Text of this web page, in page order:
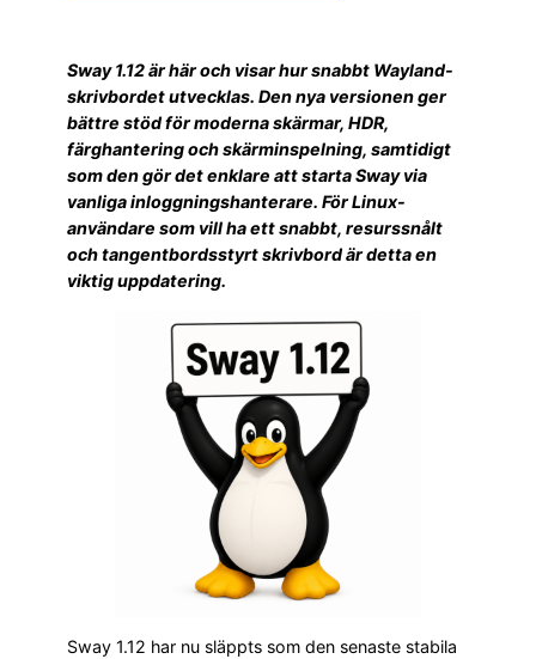
Sway 1.12 är här och visar hur snabbt Wayland-
skrivbordet utvecklas. Den nya versionen ger
bättre stöd för moderna skärmar, HDR,
färghantering och skärminspelning, samtidigt
som den gör det enklare att starta Sway via
vanliga inloggningshanterare. För Linux-
användare som vill ha ett snabbt, resurssnålt
och tangentbordsstyrt skrivbord är detta en
viktig uppdatering.
Sway 1.12 har nu släppts som den senaste stabila